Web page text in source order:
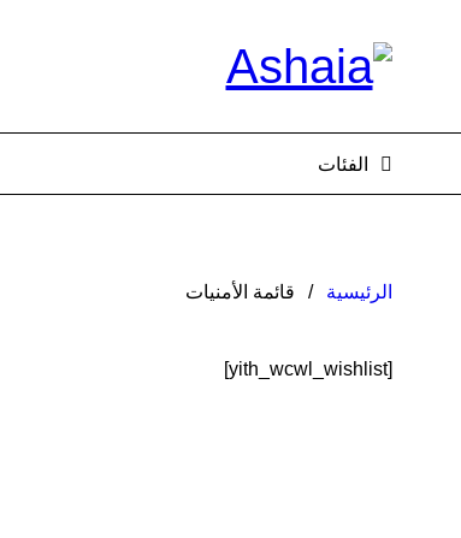
الفئات
الرئيسية / قائمة الأمنيات
[yith_wcwl_wishlist]